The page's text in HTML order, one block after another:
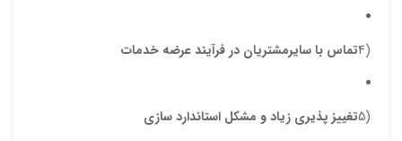
(4 تماس با سایرمشتریان در فرآیند عرضه خدمات
(5 تغییز پذیری زیاد و مشکل استاندارد سازی